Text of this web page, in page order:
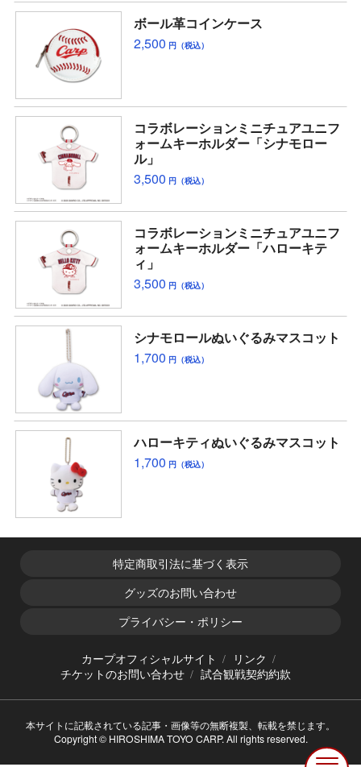
ボール革コインケース
2,500 円（税込）
コラボレーションミニチュアユニフ
ォームキーホルダー「シナモロー
ル」
3,500 円（税込）
コラボレーションミニチュアユニフ
ォームキーホルダー「ハローキテ
ィ」
3,500 円（税込）
シナモロールぬいぐるみマスコット
1,700 円（税込）
ハローキティぬいぐるみマスコット
1,700 円（税込）
特定商取引法に基づく表示
グッズのお問い合わせ
プライバシー・ポリシー
カープオフィシャルサイト
リンク
チケットのお問い合わせ
試合観戦契約約款
本サイトに記載されている記事・画像等の無断複製、転載を禁じます。
Copyright © HIROSHIMA TOYO CARP. All rights reserved.